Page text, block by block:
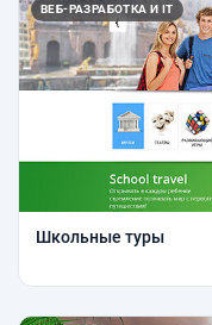
ВЕБ-РАЗРАБОТКА И IT
Школьные туры